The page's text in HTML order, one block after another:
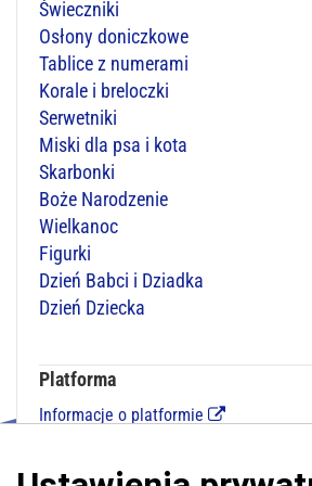
Świeczniki
Osłony doniczkowe
Tablice z numerami
Korale i breloczki
Serwetniki
Miski dla psa i kota
Skarbonki
Boże Narodzenie
Wielkanoc
Figurki
Dzień Babci i Dziadka
Dzień Dziecka
Platforma
Informacje o platformie
Polityka prywatności platformy